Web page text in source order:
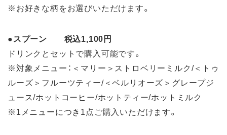
※お好きな柄をお選びいただけます。
●スプーン 税込1,100円
ドリンクとセットで購入可能です。
※対象メニュー：＜マリー＞ストロベリーミルク/＜トゥ
ルーズ＞フルーツティー/＜ベルリオーズ＞グレープジ
ュース/ホットコーヒー/ホットティー/ホットミルク
※1メニューにつき1点ご購入いただけます。